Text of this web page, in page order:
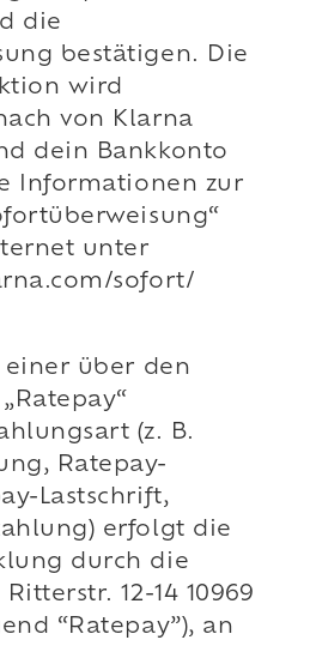
die
bestätigen. Die
wird
von Klarna
dein Bankkonto
Informationen zur
unter
sofort/
einer über den
(z. B.
Ratepay-
Lastschrift,
erfolgt die
durch die
12-14 10969
“Ratepay”), an